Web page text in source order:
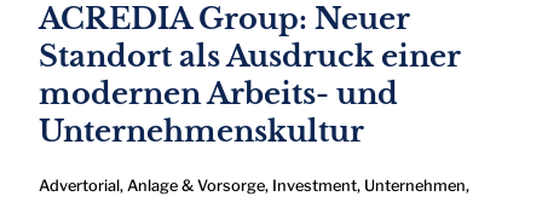
ACREDIA Group: Neuer
Standort als Ausdruck einer
modernen Arbeits- und
Unternehmenskultur
Advertorial, Anlage & Vorsorge, Investment, Unternehmen,